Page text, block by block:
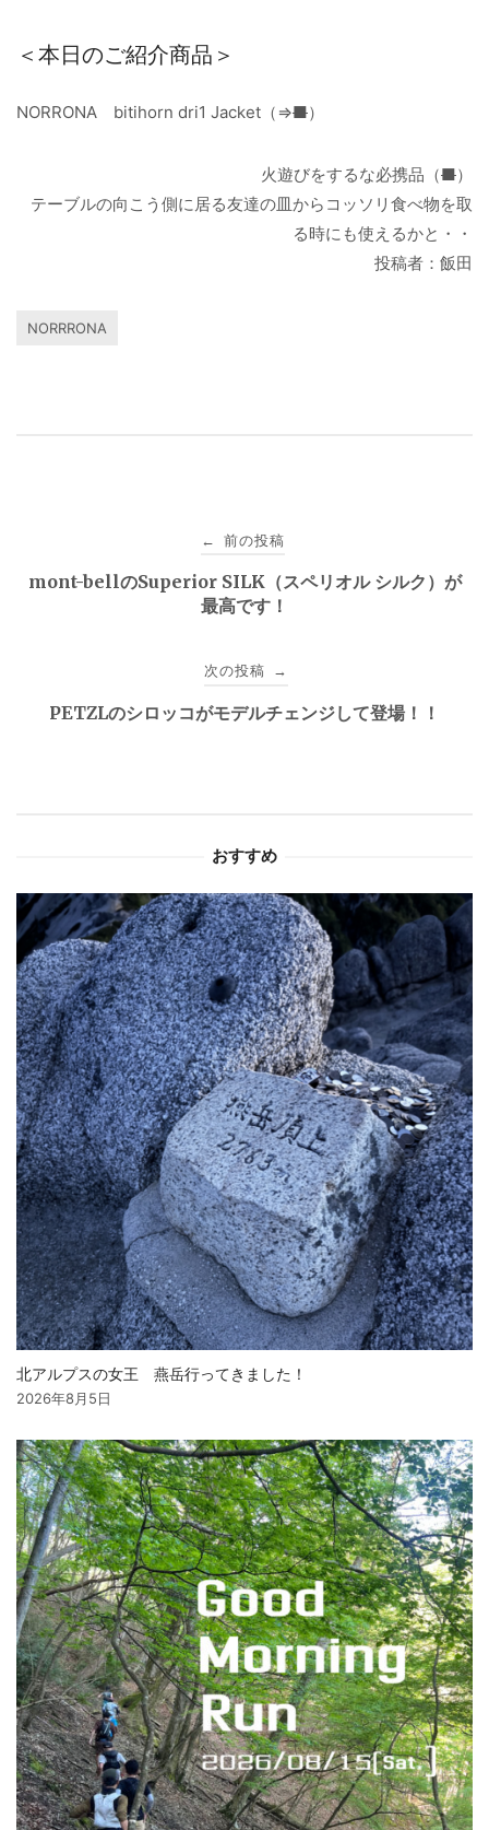
＜本日のご紹介商品＞
NORRONA bitihorn dri1 Jacket（⇒■）
火遊びをするな必携品（■）
テーブルの向こう側に居る友達の皿からコッソリ食べ物を取
る時にも使えるかと・・
投稿者：飯田
NORRRONA
稿
← 前の投稿
mont-bellのSuperior SILK（スペリオル シルク）が
最高です！
次の投稿 →
PETZLのシロッコがモデルチェンジして登場！！
おすすめ
北アルプスの女王 燕岳行ってきました！
2026年8月5日